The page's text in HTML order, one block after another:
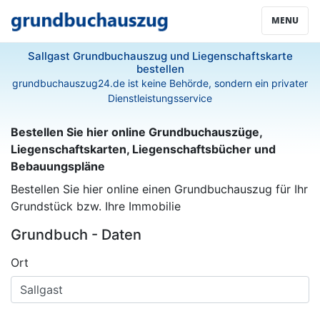
MENU
Sallgast Grundbuchauszug und Liegenschaftskarte
bestellen
grundbuchauszug24.de ist keine Behörde, sondern ein privater
Dienstleistungsservice
Bestellen Sie hier online Grundbuchauszüge,
Liegenschaftskarten, Liegenschaftsbücher und
Bebauungspläne
Bestellen Sie hier online einen Grundbuchauszug für Ihr
Grundstück bzw. Ihre Immobilie
Grundbuch - Daten
Ort